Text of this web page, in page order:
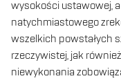
wysokości ustawowej,
natychmiastowego
wszelkich powstałych
rzeczywistej, jak
niewykonania